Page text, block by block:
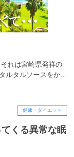
れは宮崎県発祥の
ルタルソースをか…
健康・ダイエット
くる異常な眠